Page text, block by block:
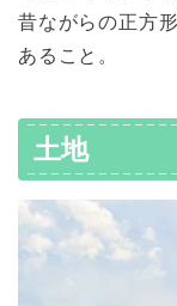
昔ながらの正方
あること。
土地